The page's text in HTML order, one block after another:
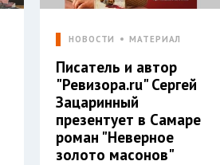
НОВОСТИ МАТЕРИАЛ
Писатель и автор
"Ревизора.ru" Сергей
Зацаринный
презентует в Самаре
роман "Неверное
золото масонов"